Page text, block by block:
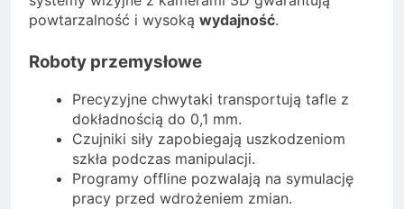
powtarzalność i wysoką wydajność.
Roboty przemysłowe
Precyzyjne chwytaki transportują tafle z
dokładnością do 0,1 mm.
Czujniki siły zapobiegają uszkodzeniom
szkła podczas manipulacji.
Programy offline pozwalają na symulację
pracy przed wdrożeniem zmian.